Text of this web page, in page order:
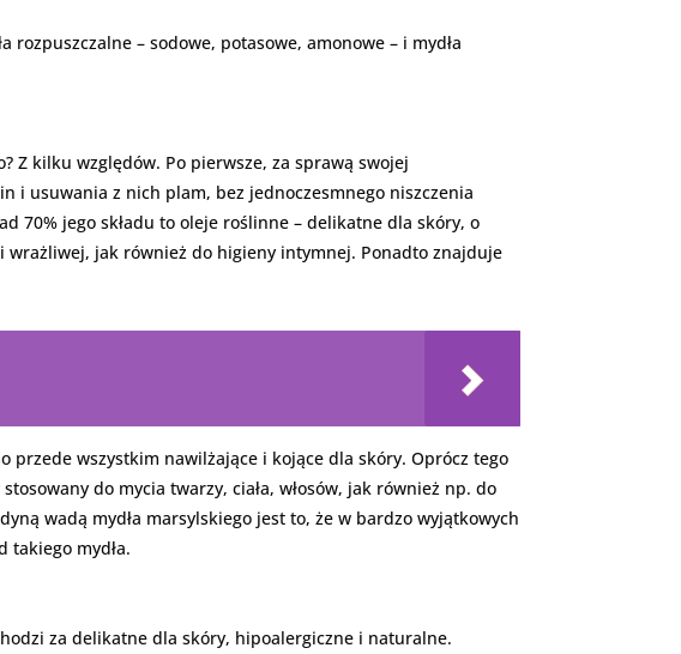
– sodowe, potasowe, amonowe – i mydła
Z kilku względów. Po pierwsze, za sprawą swojej
i usuwania z nich plam, bez jednoczesmnego niszczenia
70% jego składu to oleje roślinne – delikatne dla skóry, o
wrażliwej, jak również do higieny intymnej. Ponadto znajduje
przede wszystkim nawilżające i kojące dla skóry. Oprócz tego
do mycia twarzy, ciała, włosów, jak również np. do
wadą mydła marsylskiego jest to, że w bardzo wyjątkowych
takiego mydła.
za delikatne dla skóry, hipoalergiczne i naturalne.